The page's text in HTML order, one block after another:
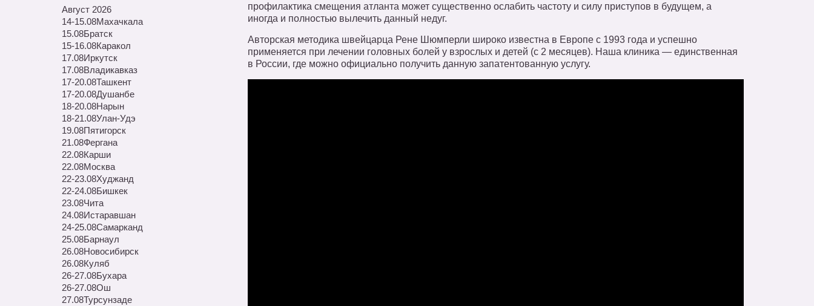
Август 2026
14-15.08Махачкала
15.08Братск
15-16.08Каракол
17.08Иркутск
17.08Владикавказ
17-20.08Ташкент
17-20.08Душанбе
18-20.08Нарын
18-21.08Улан-Удэ
19.08Пятигорск
21.08Фергана
22.08Карши
22.08Москва
22-23.08Худжанд
22-24.08Бишкек
23.08Чита
24.08Истаравшан
24-25.08Самарканд
25.08Барнаул
26.08Новосибирск
26.08Куляб
26-27.08Бухара
26-27.08Ош
27.08Турсунзаде
профилактика смещения атланта может существенно ослабить частоту и силу приступов в будущем, а
иногда и полностью вылечить данный недуг.
Авторская методика швейцарца Рене Шюмперли широко известна в Европе с 1993 года и успешно
применяется при лечении головных болей у взрослых и детей (с 2 месяцев). Наша клиника — единственная
в России, где можно официально получить данную запатентованную услугу.